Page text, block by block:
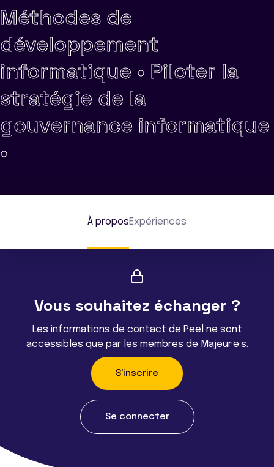
Méthodes de
développement
informatique • Piloter la
stratégie de la
gouvernance informatique
•
À proposExpériences
Vous souhaitez échanger ?
Les informations de contact de Peel ne sont
accessibles que par les membres de Majeur·e·s.
S'inscrire
Se connecter